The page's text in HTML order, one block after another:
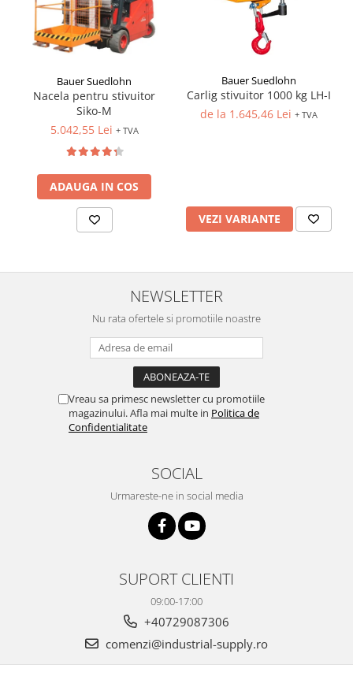
Bauer Suedlohn
Nacela pentru stivuitor
Siko-M
5.042,55 Lei + TVA
ADAUGA IN COS
Bauer Suedlohn
Carlig stivuitor 1000 kg LH-I
de la 1.645,46 Lei + TVA
VEZI VARIANTE
NEWSLETTER
Nu rata ofertele si promotiile noastre
Vreau sa primesc newsletter cu promotiile
magazinului. Afla mai multe in Politica de
Confidentialitate
SOCIAL
Urmareste-ne in social media
SUPORT CLIENTI
09:00-17:00
+40729087306
comenzi@industrial-supply.ro